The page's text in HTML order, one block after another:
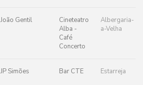
João Gentil
Cineteatro
Alba -
Café
Concerto
Albergaria-
a-Velha
JP Simões Bar CTE Estarreja